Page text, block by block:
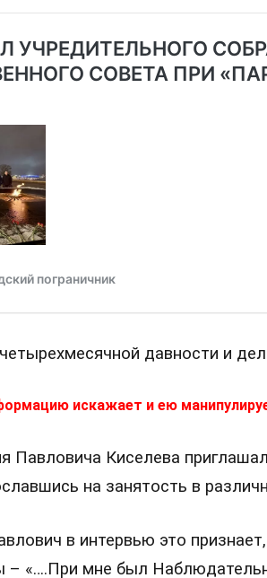
давности и
искажает и ею
Павловича Киселева
на занятость в
в интервью это
– «….При мне был